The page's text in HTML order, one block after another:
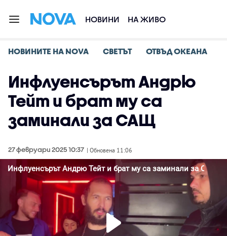
НОВИНИ НА ЖИВО
НОВИНИТЕ НА NOVA СВЕТЪТ ОТВЪД ОКЕАНА
Инфлуенсърът Андрю
Тейт и брат му са
заминали за САЩ
27 февруари 2025 10:37 | Обновена 11:06